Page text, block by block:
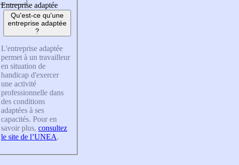
Entreprise adaptée
Qu'est-ce qu'une
entreprise adaptée
?
L'entreprise adaptée
permet à un travailleur
en situation de
handicap d'exercer
une activité
professionnelle dans
des conditions
adaptées à ses
capacités. Pour en
savoir plus, consultez
le site de l’UNEA.